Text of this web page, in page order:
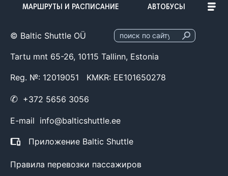
МАРШРУТЫ И РАСПИСАНИЕ АВТОБУСЫ
© Baltic Shuttle OÜ
Tartu mnt 65-26, 10115 Tallinn, Estonia
Reg. №: 12019051 KMKR: EE101650278
✆ +372 5656 3056
E-mail info@balticshuttle.ee
Приложение Baltic Shuttle
Правила перевозки пассажиров